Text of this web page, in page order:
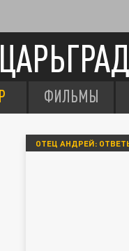
ЦАРЬГРАД
ФИЛЬМЫ
ОТЕЦ АНДРЕЙ: